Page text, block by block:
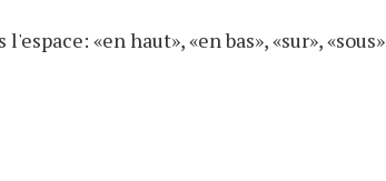
«en haut», «en bas», «sur», «sous»